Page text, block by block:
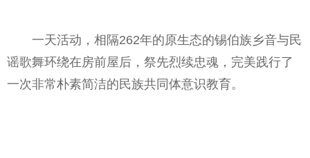
一天活动，相隔262年的原生态的锡伯族乡音与民
谣歌舞环绕在房前屋后，祭先烈续忠魂，完美践行了
一次非常朴素简洁的民族共同体意识教育。